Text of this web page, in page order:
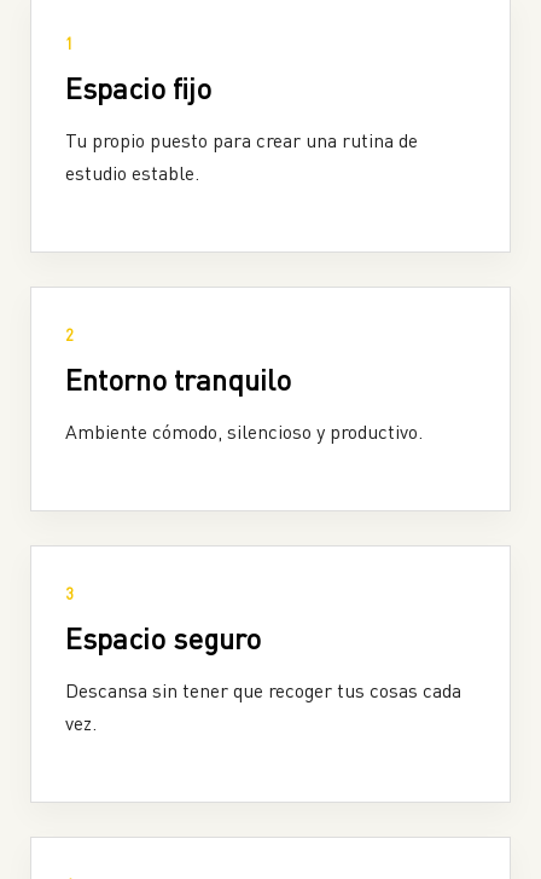
1
Espacio fijo
Tu propio puesto para crear una rutina de
estudio estable.
2
Entorno tranquilo
Ambiente cómodo, silencioso y productivo.
3
Espacio seguro
Descansa sin tener que recoger tus cosas cada
vez.